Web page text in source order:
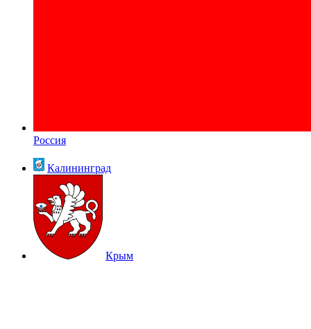
Россия
Калининград
Крым